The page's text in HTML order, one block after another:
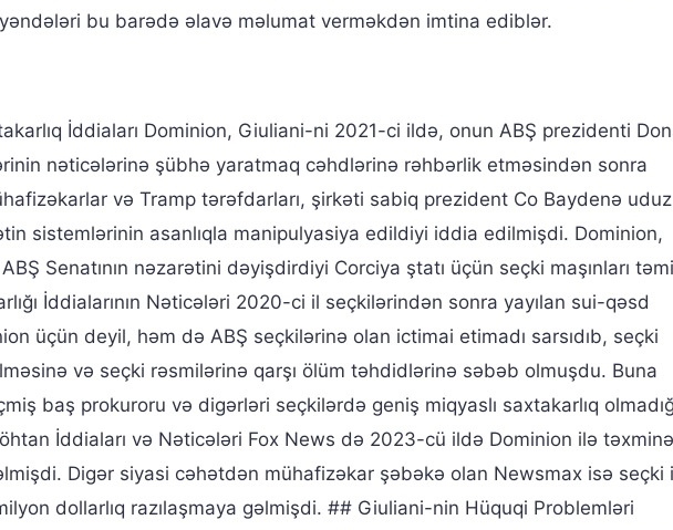
bu barədə əlavə məlumat verməkdən imtina ediblər.
İddiaları Dominion, Giuliani-ni 2021-ci ildə, onun ABŞ prezidenti
nəticələrinə şübhə yaratmaq cəhdlərinə rəhbərlik etməsindən sonra
və Tramp tərəfdarları, şirkəti sabiq prezident Co Baydenə
sistemlərinin asanlıqla manipulyasiya edildiyi iddia edilmişdi. Dominion,
Senatının nəzarətini dəyişdirdiyi Corciya ştatı üçün seçki maşınları
İddialarının Nəticələri 2020-ci il seçkilərindən sonra yayılan sui-qəsd
üçün deyil, həm də ABŞ seçkilərinə olan ictimai etimadı sarsıdıb, seçki
və seçki rəsmilərinə qarşı ölüm təhdidlərinə səbəb olmuşdu. Buna
baş prokuroru və digərləri seçkilərdə geniş miqyaslı saxtakarlıq
İddiaları və Nəticələri Fox News də 2023-cü ildə Dominion ilə
Digər siyasi cəhətdən mühafizəkar şəbəkə olan Newsmax isə seçki
dollarlıq razılaşmaya gəlmişdi. ## Giuliani-nin Hüquqi Problemləri